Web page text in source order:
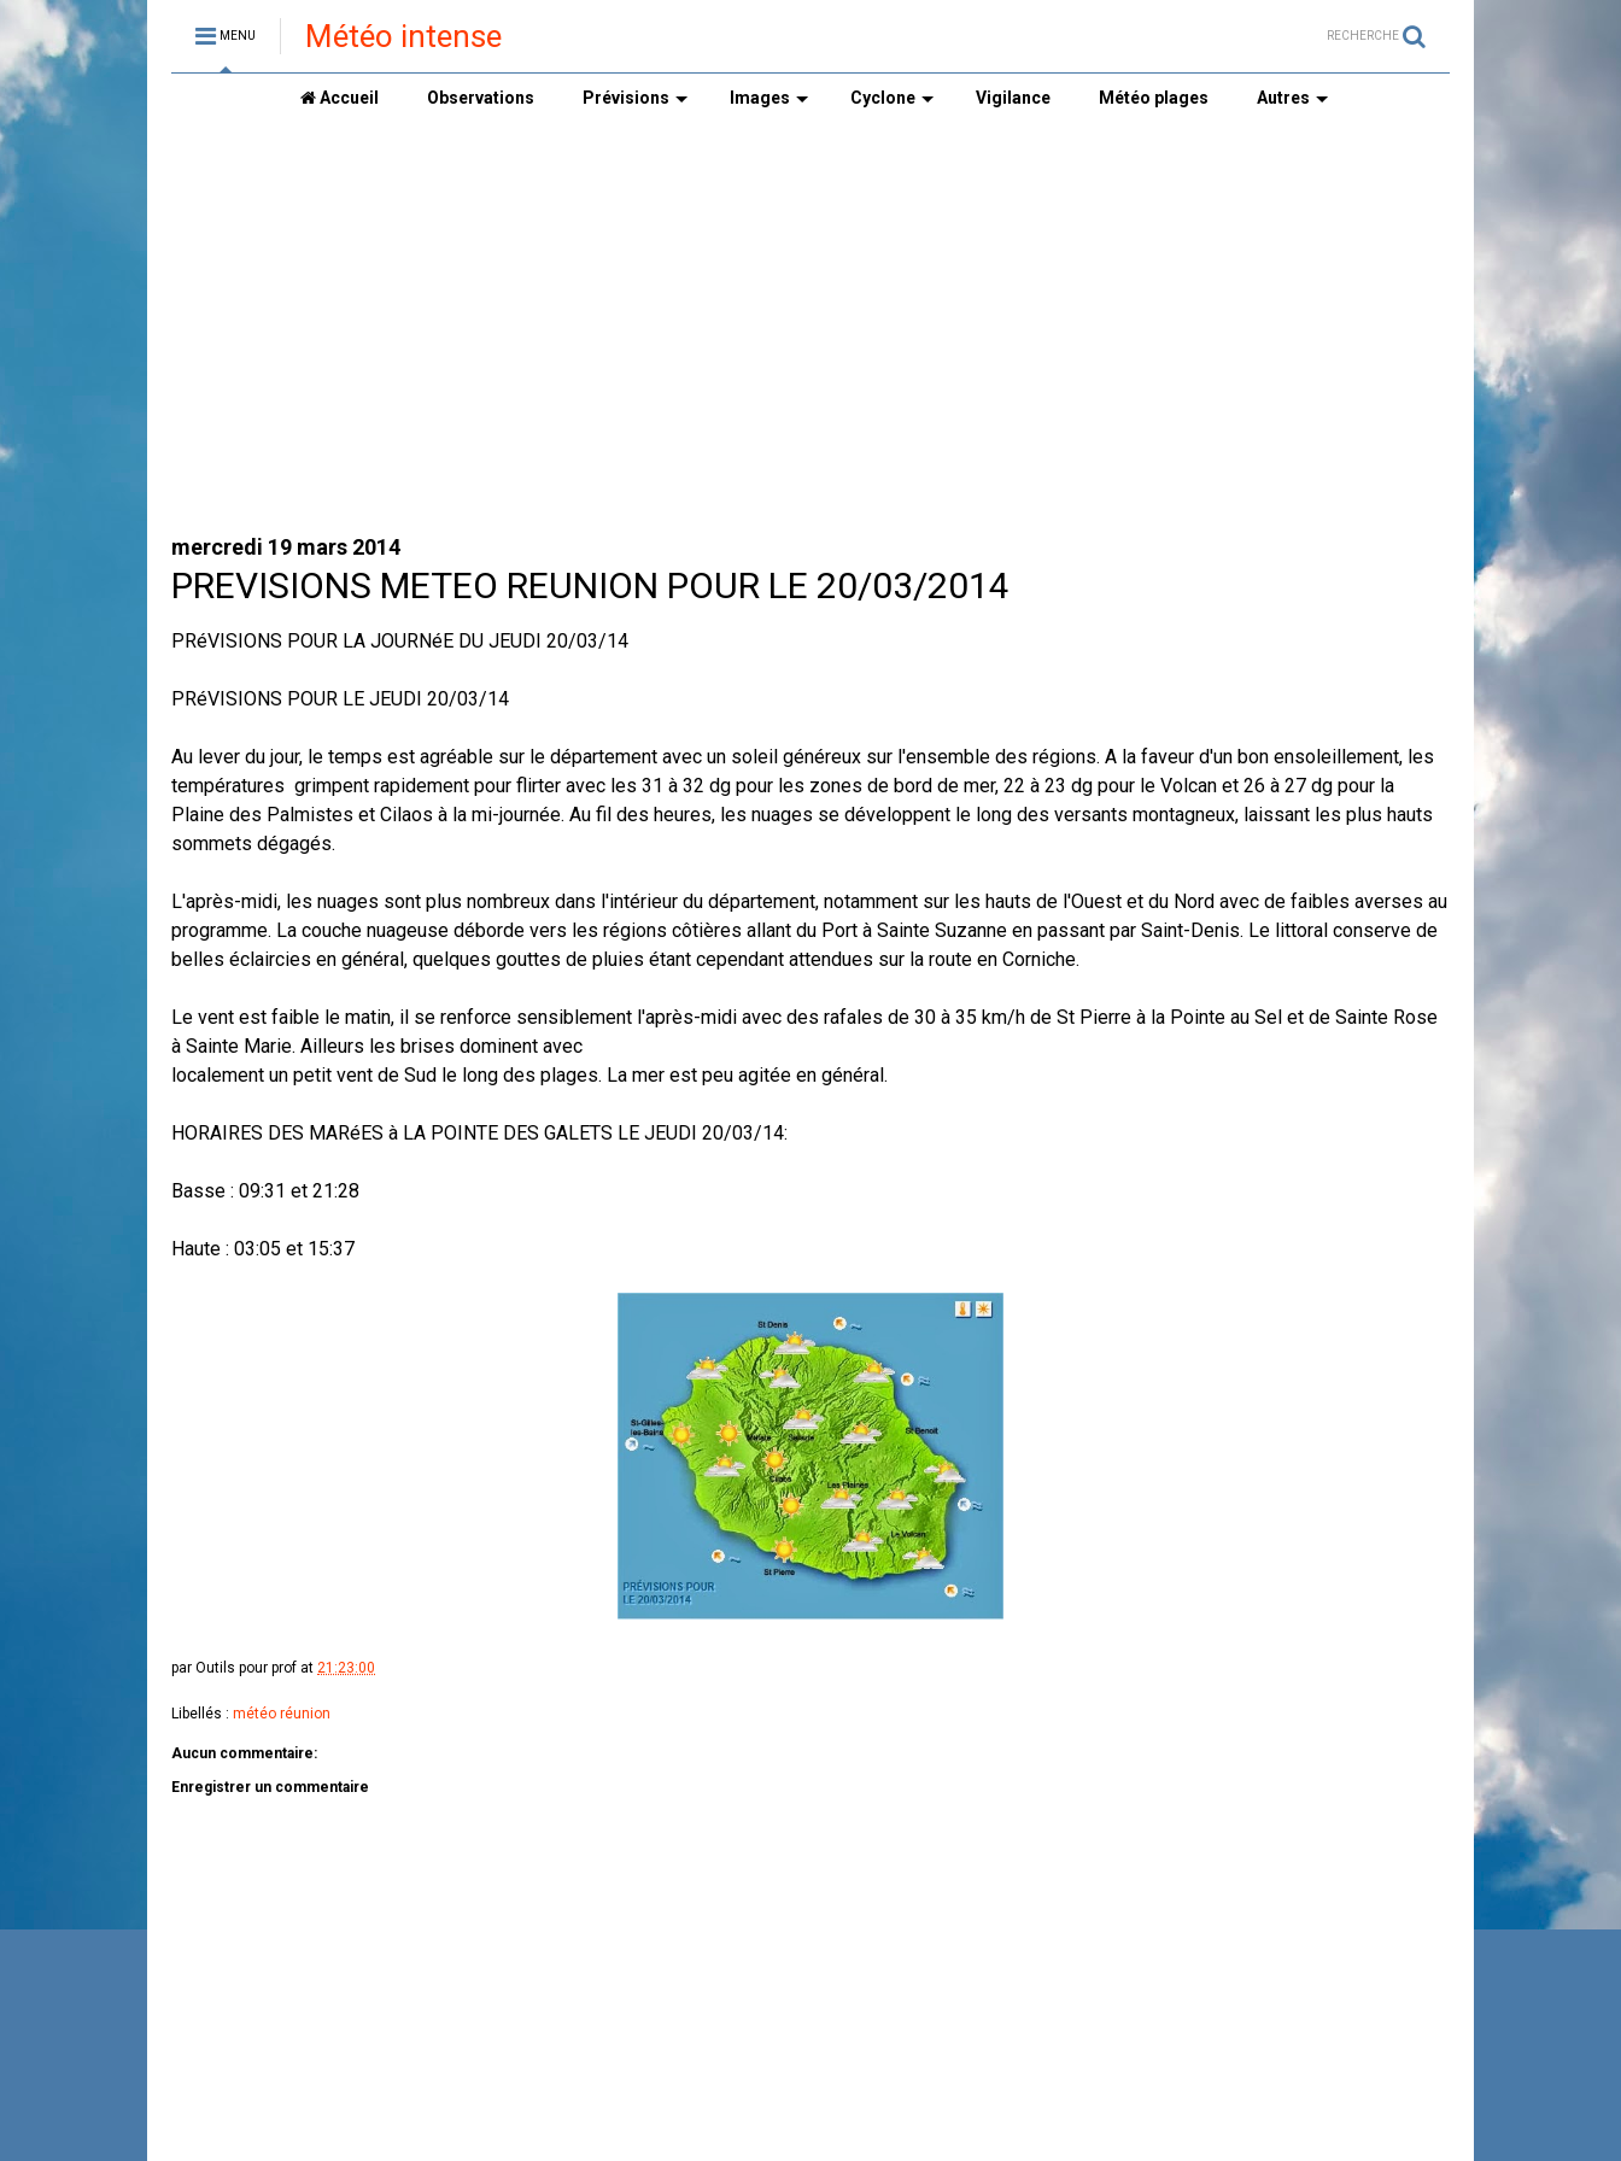
MENU Météo intense RECHERCHE
Accueil Observations Prévisions Images Cyclone Vigilance Météo plages Autres
mercredi 19 mars 2014
PREVISIONS METEO REUNION POUR LE 20/03/2014
PRéVISIONS POUR LA JOURNéE DU JEUDI 20/03/14
PRéVISIONS POUR LE JEUDI 20/03/14
Au lever du jour, le temps est agréable sur le département avec un soleil généreux sur l'ensemble des régions. A la faveur d'un bon ensoleillement, les
températures grimpent rapidement pour flirter avec les 31 à 32 dg pour les zones de bord de mer, 22 à 23 dg pour le Volcan et 26 à 27 dg pour la
Plaine des Palmistes et Cilaos à la mi-journée. Au fil des heures, les nuages se développent le long des versants montagneux, laissant les plus hauts
sommets dégagés.
L'après-midi, les nuages sont plus nombreux dans l'intérieur du département, notamment sur les hauts de l'Ouest et du Nord avec de faibles averses au
programme. La couche nuageuse déborde vers les régions côtières allant du Port à Sainte Suzanne en passant par Saint-Denis. Le littoral conserve de
belles éclaircies en général, quelques gouttes de pluies étant cependant attendues sur la route en Corniche.
Le vent est faible le matin, il se renforce sensiblement l'après-midi avec des rafales de 30 à 35 km/h de St Pierre à la Pointe au Sel et de Sainte Rose
à Sainte Marie. Ailleurs les brises dominent avec
localement un petit vent de Sud le long des plages. La mer est peu agitée en général.
HORAIRES DES MARéES à LA POINTE DES GALETS LE JEUDI 20/03/14:
Basse : 09:31 et 21:28
Haute : 03:05 et 15:37
par Outils pour prof at 21:23:00
Libellés : météo réunion
Aucun commentaire:
Enregistrer un commentaire